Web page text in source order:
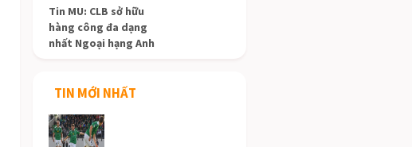
Tin MU: CLB sở hữu
hàng công đa dạng
nhất Ngoại hạng Anh
TIN MỚI NHẤT